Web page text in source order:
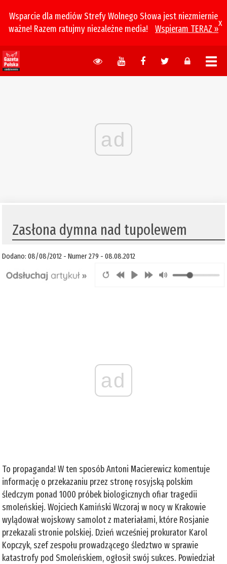
Wsparcie dla mediów Strefy Wolnego Słowa jest niezmiernie
ważne! Razem ratujmy niezależne media!
Wspieram TERAZ »
x
ad
Zasłona dymna nad tupolewem
Dodano: 08/08/2012 - Numer 279 - 08.08.2012
ad
To propaganda! W ten sposób Antoni Macierewicz komentuje
informację o przekazaniu przez stronę rosyjską polskim
śledczym ponad 1000 próbek biologicznych ofiar tragedii
smoleńskiej. Wojciech Kamiński Wczoraj w nocy w Krakowie
wylądował wojskowy samolot z materiałami, które Rosjanie
przekazali stronie polskiej. Dzień wcześniej prokurator Karol
Kopczyk, szef zespołu prowadzącego śledztwo w sprawie
katastrofy pod Smoleńskiem, ogłosił swój sukces. Powiedział